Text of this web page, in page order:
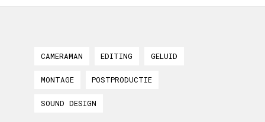
CAMERAMAN EDITING GELUID
MONTAGE POSTPRODUCTIE
SOUND DESIGN